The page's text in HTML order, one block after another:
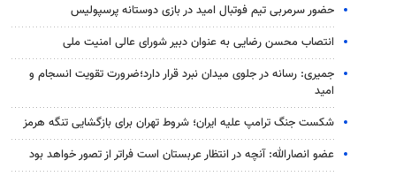
حضور سرمربی تیم فوتبال امید در بازی دوستانه پرسپولیس
انتصاب محسن رضایی به عنوان دبیر شورای عالی امنیت ملی
جمیری: رسانه‌ در جلوی میدان نبرد قرار دارد؛ضرورت تقویت انسجام و
امید
شکست جنگ ترامپ علیه ایران؛ شروط تهران برای بازگشایی تنگه هرمز
عضو انصارالله: آنچه در انتظار عربستان است فراتر از تصور خواهد بود